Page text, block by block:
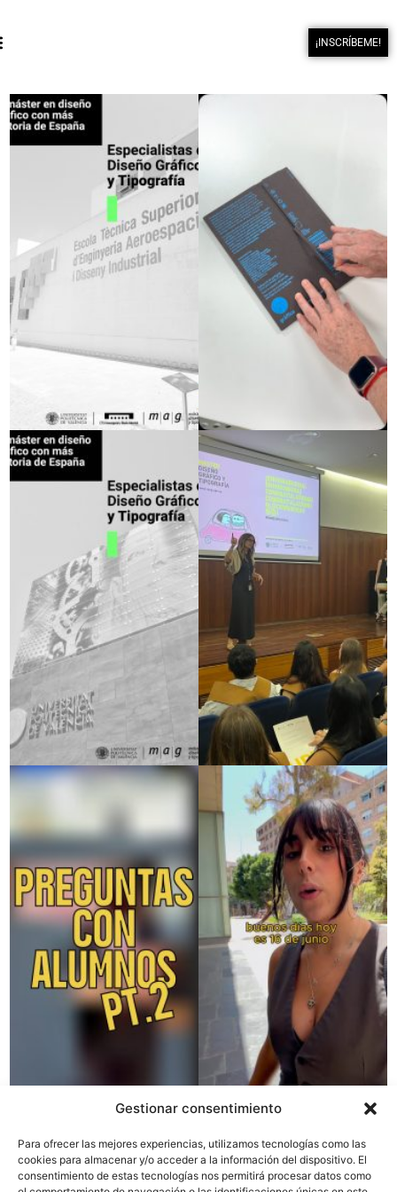
Gestionar consentimiento
Para ofrecer las mejores experiencias, utilizamos tecnologías como las
cookies para almacenar y/o acceder a la información del dispositivo. El
consentimiento de estas tecnologías nos permitirá procesar datos como
¡INSCRÍBEME!